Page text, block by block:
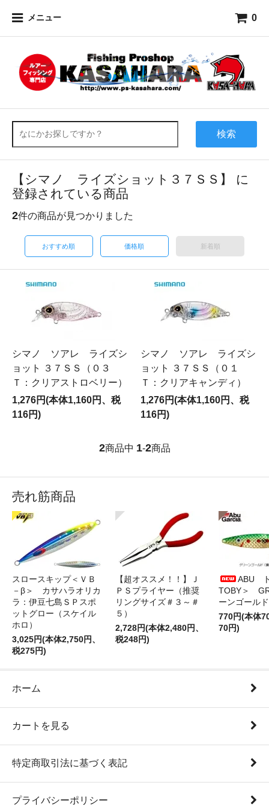
メニュー 0
検索
【シマノ ライズショット３７ＳＳ】 に
登録されている商品
2件の商品が見つかりました
おすすめ順 価格順 新着順
シマノ ソアレ ライズシ
ョット ３７ＳＳ（０３
Ｔ：クリアストロベリー）
1,276円(本体1,160円、税
116円)
シマノ ソアレ ライズシ
ョット ３７ＳＳ（０１
Ｔ：クリアキャンディ）
1,276円(本体1,160円、税
116円)
2商品中 1-2商品
売れ筋商品
スロースキップ＜ＶＢ
－β＞ カサハラオリカ
ラ：伊豆七島ＳＰスポ
ットグロー（スケイル
ホロ）
3,025円(本体2,750円、
税275円)
【超オススメ！！】Ｊ
ＰＳプライヤー（推奨
リングサイズ＃３～＃
５）
2,728円(本体2,480円、
税248円)
ABU
TOBY＞
ーンゴールド
770円(本体
70円)
ホーム
カートを見る
特定商取引法に基づく表記
プライバシーポリシー